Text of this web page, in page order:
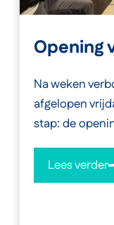
Opening
Na weken
afgelopen
stap: de
Lees verder